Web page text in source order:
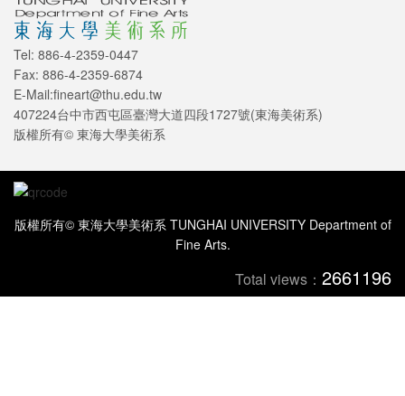
Tel: 886-4-2359-0447
Fax: 886-4-2359-6874
E-Mail:fineart@thu.edu.tw
407224台中市西屯區臺灣大道四段1727號(東海美術系)
版權所有© 東海大學美術系
版權所有© 東海大學美術系 TUNGHAI UNIVERSITY Department of
Fine Arts.
Total views： 2661196